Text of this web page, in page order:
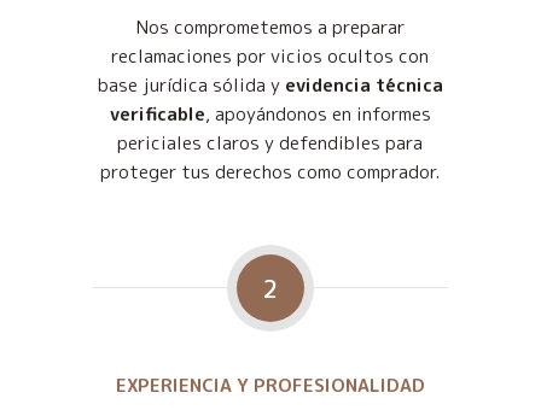
Nos comprometemos a preparar
reclamaciones por vicios ocultos con
base jurídica sólida y evidencia técnica
verificable, apoyándonos en informes
periciales claros y defendibles para
proteger tus derechos como comprador.
2
EXPERIENCIA Y PROFESIONALIDAD